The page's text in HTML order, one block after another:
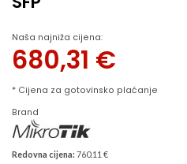
Naša najniža cijena:
680,31 €
* Cijena za gotovinsko plaćanje
Brand
Redovna cijena: 760.11 €